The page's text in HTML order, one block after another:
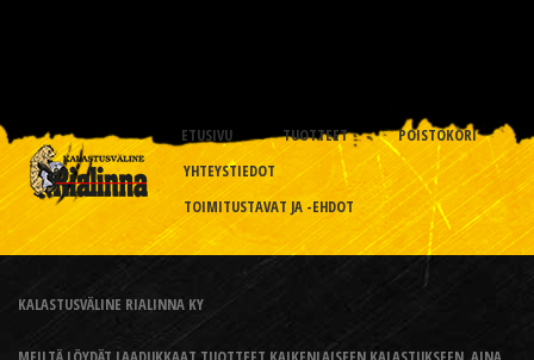
ETUSIVU TUOTTEET
POISTOKORI
YHTEYSTIEDOT
TOIMITUSTAVAT JA -EHDOT
KALASTUSVÄLINE RIALINNA KY